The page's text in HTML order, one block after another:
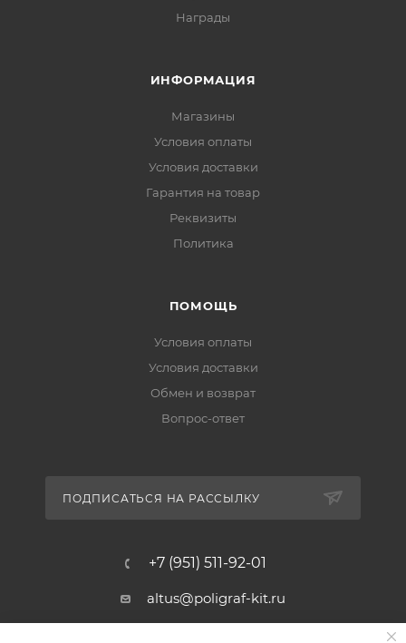
Награды
ИНФОРМАЦИЯ
Магазины
Условия оплаты
Условия доставки
Гарантия на товар
Реквизиты
Политика
ПОМОЩЬ
Условия оплаты
Условия доставки
Обмен и возврат
Вопрос-ответ
ПОДПИСАТЬСЯ НА РАССЫЛКУ
+7 (951) 511-92-01
altus@poligraf-kit.ru